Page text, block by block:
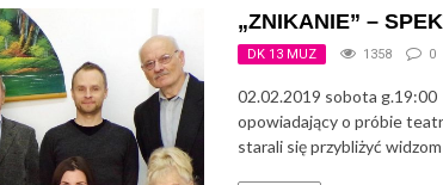
„ZNIKANIE” –
DK 13 MUZ 1358 0
02.02.2019 sobota
opowiadający o próbie
starali się przybliżyć